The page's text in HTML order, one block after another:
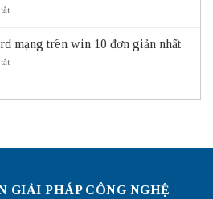
thông
ITS
động
sử
dụng
Subnetting
ở
cấumạng trên win 10 đơn giản nhất
ở
tra
nhất
GIẢI PHÁP CÔNG NGHỆ